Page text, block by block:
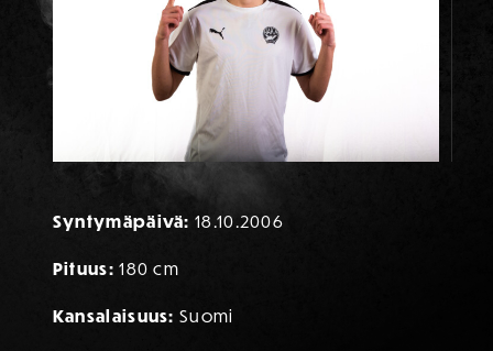
TIETOA PELAAJASTA
Syntymäpäivä: 18.10.2006
Pituus:180 cm
Kansalaisuus: Suomi